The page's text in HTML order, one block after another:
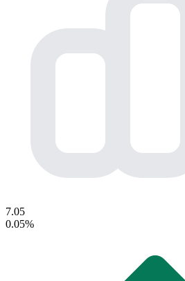
7.05
0.05%